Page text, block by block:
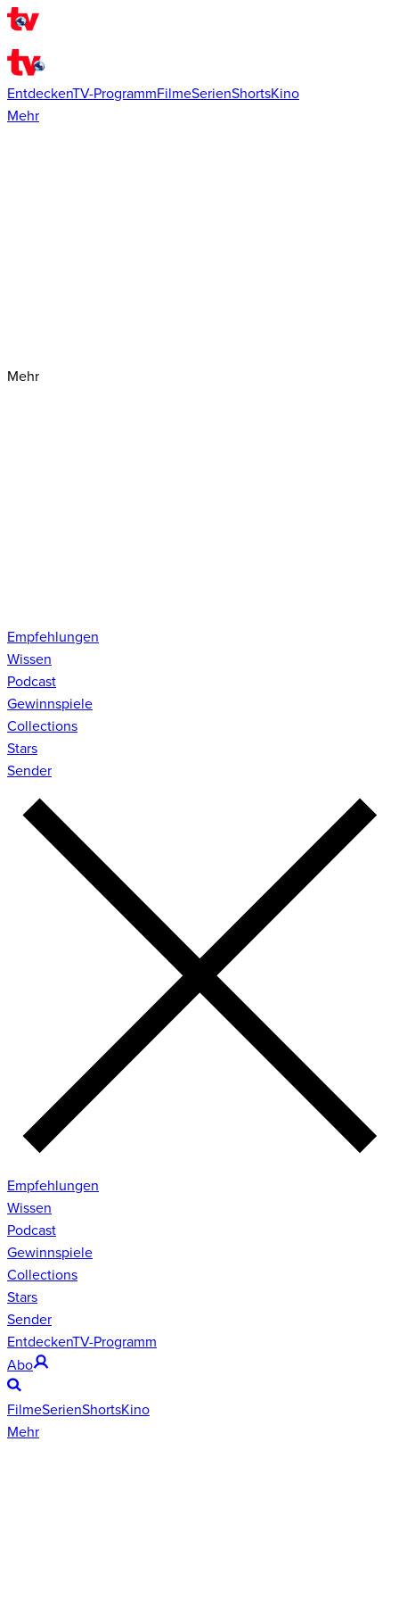
EntdeckenTV-ProgrammFilmeSerienShortsKino
Mehr
Mehr
Empfehlungen
Wissen
Podcast
Gewinnspiele
Collections
Stars
Sender
Empfehlungen
Wissen
Podcast
Gewinnspiele
Collections
Stars
Sender
EntdeckenTV-Programm
Abo
FilmeSerienShortsKino
Mehr